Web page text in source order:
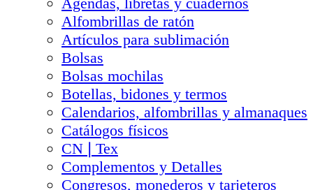
Alfombrillas de ratón
Artículos para sublimación
Bolsas
Bolsas mochilas
Botellas, bidones y termos
Calendarios, alfombrillas y almanaques
Catálogos físicos
CN❘Tex
Complementos y Detalles
Congresos, monederos y tarjeteros